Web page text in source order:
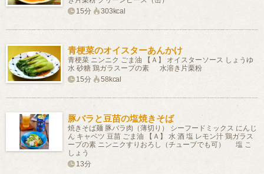
15分
303kcal
青梗菜のオイスターあんかけ
青梗菜 ニンニク ごま油 【Ａ】 オイスターソース しょうゆ
水 砂糖 鶏ガラスープの素 水溶き片栗粉
15分
58kcal
豚バラと豆苗の塩焼きそば
焼きそば麺 豚バラ肉（薄切り） シーフードミックス にんじ
ん キャベツ 豆苗 ごま油 【Ａ】 水 酒 塩 レモン汁 鶏ガラス
ープの素 ニンニクすりおろし（チューブでも可） 塩 こ
しょう
13分